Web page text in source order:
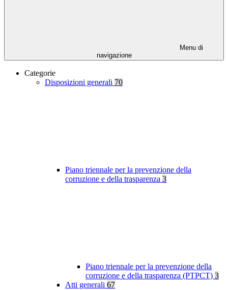
Menu di
navigazione
Categorie
Disposizioni generali 70
Piano triennale per la prevenzione della
corruzione e della trasparenza 3
Piano triennale per la prevenzione della
corruzione e della trasparenza (PTPCT) 3
Atti generali 67